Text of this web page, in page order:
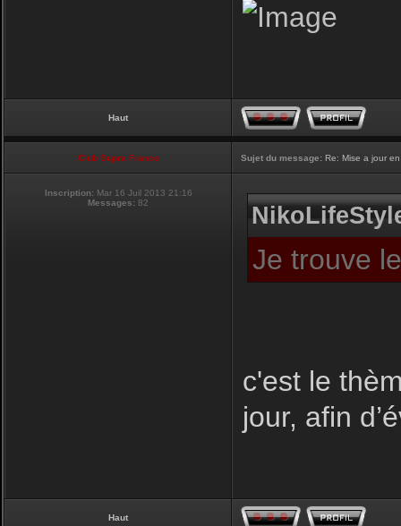
Haut
Club Supra France Sujet du message: Re: Mise a jour
Inscription: Mar 16 Juil 2013 21:16
Messages: 82
Je trouve
c'est le
jour, afin
Haut